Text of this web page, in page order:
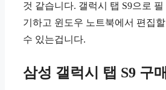
것 같습니다. 갤럭시 탭 S9으로 필
기하고 윈도우 노트북에서 편집할
수 있는겁니다.
삼성 갤럭시 탭 S9 구매